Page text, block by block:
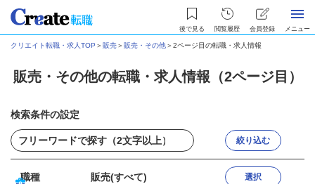
後で見る 閲覧履歴 会員登録 メニュー
クリエイト転職・求人TOP ＞ 販売＞ 販売・その他＞2ページ目の転職・求人情報
販売・その他の転職・求人情報（2ページ目）
検索条件の設定
絞り込む
職種 販売(すべて) 選択